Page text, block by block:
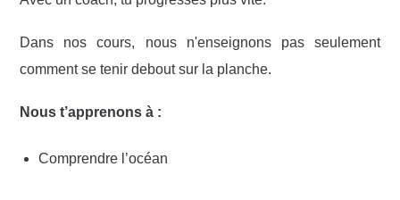
Dans nos cours, nous n'enseignons pas seulement
comment se tenir debout sur la planche.
Nous t’apprenons à :
Comprendre l’océan